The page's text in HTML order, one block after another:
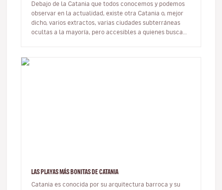
Debajo de la Catania que todos conocemos y podemos
observar en la actualidad, existe otra Catania o, mejor
dicho, varios extractos, varias ciudades subterráneas
ocultas a la mayoría, pero accesibles a quienes buscan
LAS PLAYAS MÁS BONITAS DE CATANIA
Catania es conocida por su arquitectura barroca y su